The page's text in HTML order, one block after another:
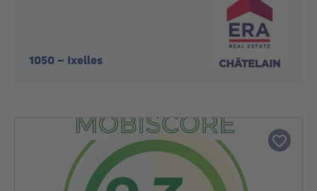
1050 - Ixelles